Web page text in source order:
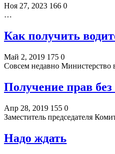
Ноя 27, 2023 166 0
…
Как получить
Май 2, 2019 175 0
Совсем недавно Министерство
Получение прав
Апр 28, 2019 155 0
Заместитель председателя
Надо ждать